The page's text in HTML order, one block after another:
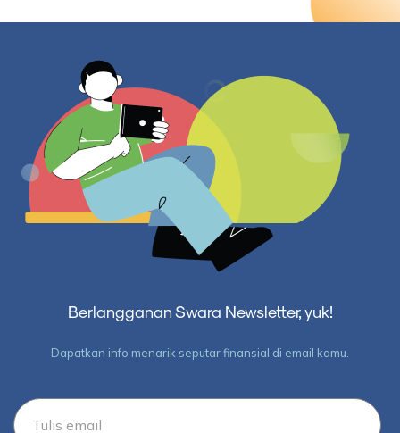
Berlangganan Swara Newsletter, yuk!
Dapatkan info menarik seputar finansial di email kamu.